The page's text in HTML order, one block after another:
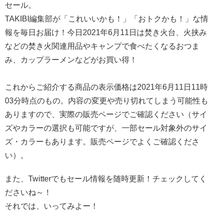
セール。
TAKIBI編集部が「これいいかも！」「おトクかも！」な情
報を毎日お届け！今日2021年6月11日は焚き火台、火挟み
などの焚き火関連用品やキャンプで食べたくなるおつま
み、カップラーメンなどがお買い得！
これからご紹介する商品の表示価格は2021年6月11日11時
03分時点のもの。内容の変更や売り切れてしまう可能性も
ありますので、実際の販売ページでご確認ください（サイ
ズやカラーの選択も可能ですが、一部セール対象外のサイ
ズ・カラーもあります。販売ページでよくご確認くださ
い）。
また、Twitterでもセール情報を随時更新！チェックしてく
ださいね～！
それでは、いってみよー！